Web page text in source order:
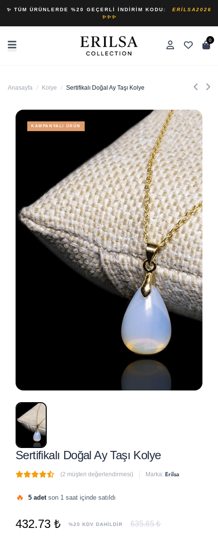
✨ TÜM ÜRÜNLERDE %20 GEÇERLI İNDIRIM KODU:
ERILSA2026
✨✨✨
0
Anasayfa / Kolye / Sertifikalı Doğal Ay Taşı Kolye
KAMPANYALI ÜRÜN
Sertifikalı Doğal Ay Taşı Kolye
(2 müşteri değerlendirmesi) Marka: Erilsa
🔥 5 adet son 1 saat içinde satıldı
432.73 ₺ %20 KDV DAHİLDİR 635.65 ₺